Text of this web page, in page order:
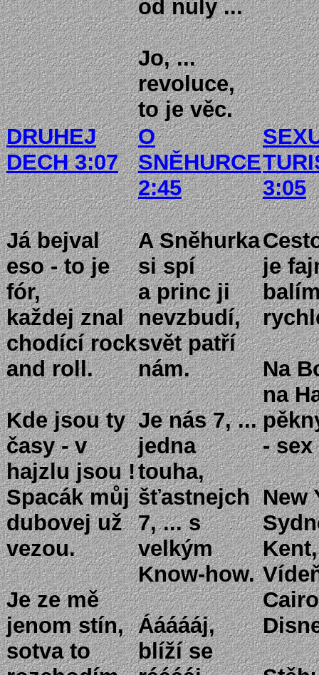
od nuly ...
Jo, ...
revoluce,
to je věc.
DRUHEJ
DECH 3:07
O
SNĚHURCE
2:45
3:05
Já bejval
eso - to je
fór,
každej znal
chodící rock
and roll.
Kde jsou ty
časy - v
hajzlu jsou !
Spacák můj
dubovej už
vezou.
Je ze mě
jenom stín,
sotva to
A Sněhurka
si spí
a princ ji
nevzbudí,
svět patří
nám.
Je nás 7, ...
jedna
touha,
šťastnejch
7, ... s
velkým
Know-how.
Áááááj,
blíží se
je
Na
na
-
New